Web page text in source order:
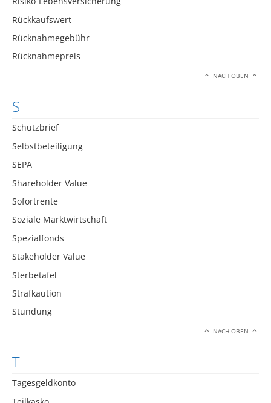
Rückkaufswert
Rücknahmegebühr
Rücknahmepreis
NACH OBEN
S
Schutzbrief
Selbstbeteiligung
SEPA
Shareholder Value
Sofortrente
Soziale Marktwirtschaft
Spezialfonds
Stakeholder Value
Sterbetafel
Strafkaution
Stundung
NACH OBEN
T
Tagesgeldkonto